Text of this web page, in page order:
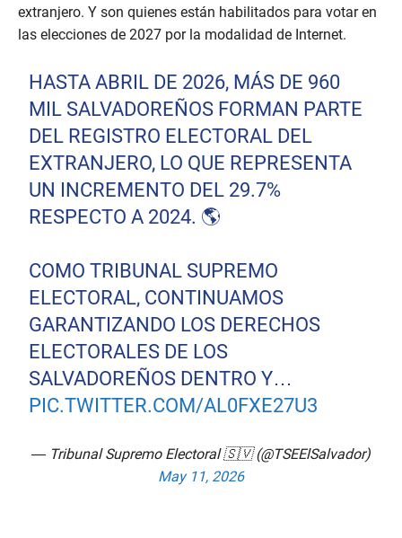
extranjero. Y son quienes están habilitados para votar en
las elecciones de 2027 por la modalidad de Internet.
HASTA ABRIL DE 2026, MÁS DE 960
MIL SALVADOREÑOS FORMAN PARTE
DEL REGISTRO ELECTORAL DEL
EXTRANJERO, LO QUE REPRESENTA
UN INCREMENTO DEL 29.7%
RESPECTO A 2024. 🌎
COMO TRIBUNAL SUPREMO
ELECTORAL, CONTINUAMOS
GARANTIZANDO LOS DERECHOS
ELECTORALES DE LOS
SALVADOREÑOS DENTRO Y…
PIC.TWITTER.COM/AL0FXE27U3
— Tribunal Supremo Electoral 🇸🇻 (@TSEElSalvador)
May 11, 2026